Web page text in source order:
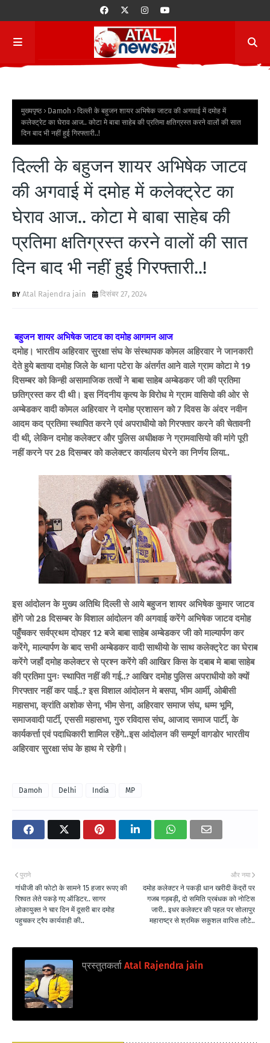
मुख्यपृष्ठ Damoh
दिल्ली के बहुजन शायर अभिषेक जाटव की अगवाई में दमोह में
कलेक्ट्रेट का घेराव आज.. कोटा मे बाबा साहेब की प्रतिमा क्षतिग्रस्त करने वालों की सात
दिन बाद भी नहीं हुई गिरफ्तारी..!
दिल्ली के बहुजन शायर अभिषेक जाटव
की अगवाई में दमोह में कलेक्ट्रेट का
घेराव आज.. कोटा मे बाबा साहेब की
प्रतिमा क्षतिग्रस्त करने वालों की सात
दिन बाद भी नहीं हुई गिरफ्तारी..!
Atal Rajendra jain दिसंबर 27, 2024
बहुजन शायर अभिषेक जाटव का दमोह आगमन आज
दमोह। भारतीय अहिरवार सुरक्षा संघ के संस्थापक कोमल अहिरवार ने जानकारी
देते हुये बताया दमोह जिले के थाना पटेरा के अंतर्गत आने वाले ग्राम कोटा मे 19
दिसम्बर को किन्ही असामाजिक तत्वों ने बाबा साहेब अम्बेडकर जी की प्रतिमा
छतिग्रस्त कर दी थी। इस निंदनीय कृत्य के विरोध मे ग्राम वासियो की ओर से
अम्बेडकर वादी कोमल अहिरवार ने दमोह प्रशासन को 7 दिवस के अंदर नवीन
आदम कद प्रतिमा स्थापित करने एवं अपराधीयो को गिरफ्तार करने की चेतावनी
दी थी, लेकिन दमोह कलेक्टर और पुलिस अधीक्षक ने ग्रामवासियो की मांगे पूरी
नहीं करने पर 28 दिसम्बर को कलेक्टर कार्यालय घेरने का निर्णय लिया..
इस आंदोलन के मुख्य अतिथि दिल्ली से आये बहुजन शायर अभिषेक कुमार जाटव
होंगे जो 28 दिसम्बर के विशाल आंदोलन की अगवाई करेंगे अभिषेक जाटव दमोह
पहुँचकर सर्वप्रथम दोपहर 12 बजे बाबा साहेब अम्बेडकर जी को माल्यार्पण कर
करेंगे, माल्यार्पण के बाद सभी अम्बेडकर वादी साथीयो के साथ कलेक्ट्रेट का घेराब
करेंगे जहाँ दमोह कलेक्टर से प्रश्न करेंगे की आखिर किस के दबाब मे बाबा साहेब
की प्रतिमा पुनः स्थापित नहीं की गई..? आखिर दमोह पुलिस अपराधीयो को क्यों
गिरफ्तारनहींकर पाई..? इस विशाल आंदोलन मे बसपा, भीम आर्मी, ओबीसी
महासभा, क्रांति अशोक सेना, भीम सेना, अहिरवार समाज संघ, धम्म भूमि,
समाजवादी पार्टी, एससी महासभा, गुरु रविदास संघ, आजाद समाज पार्टी, के
कार्यकर्त्ता एवं पदाधिकारी शामिल रहेंगे..इस आंदोलन की सम्पूर्ण वागडोर भारतीय
अहिरवार सुरक्षा संघ के हाथ मे रहेगी।
Damoh Delhi India MP
और नया
दमोह कलेक्टर ने पकड़ी धान खरीदी केंद्रों पर
गजब गड़बड़ी, दो समिति प्रबंधक को नोटिस
जारी.. इधर कलेक्टर की पहल पर सोलापुर
महाराष्ट्र से श्रमिक सकुशल वापिस लौटे..
पुराने
गांधीजी की फोटो के सामने 15 हजार रूपए की
रिश्वत लेते पकड़े गए ऑडिटर.. सागर
लोकायुक्त ने चार दिन में दूसरी बार दमोह
पहुचकर ट्रैप कार्यवाही की..
प्रस्तुतकर्ता Atal Rajendra jain